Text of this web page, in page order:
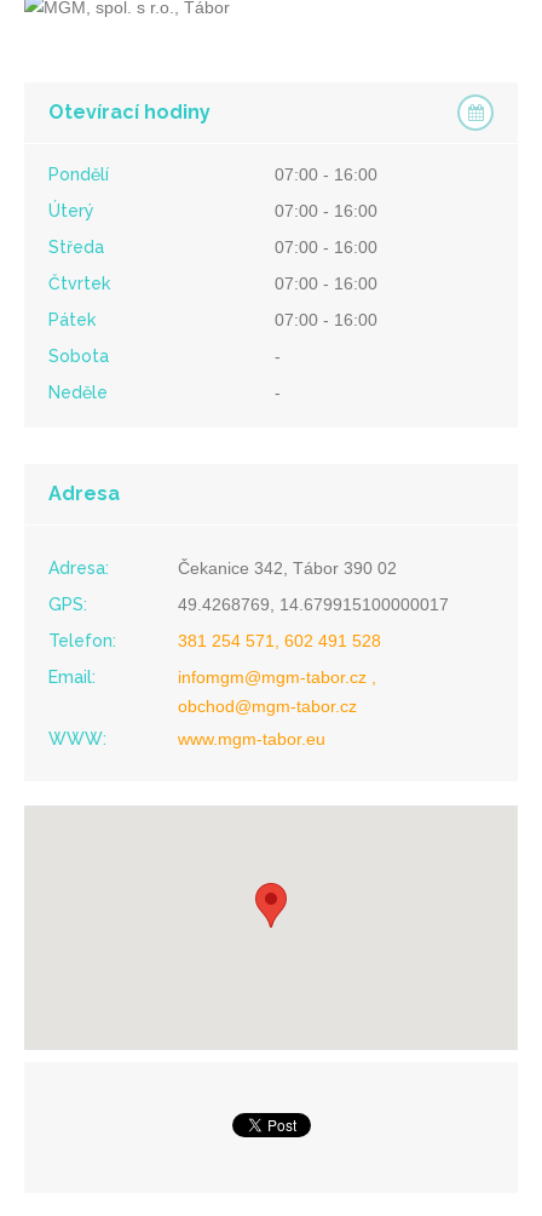
Otevírací hodiny
Pondělí
07:00 - 16:00
Úterý
07:00 - 16:00
Středa
07:00 - 16:00
Čtvrtek
07:00 - 16:00
Pátek
07:00 - 16:00
Sobota
-
Neděle
-
Adresa
Adresa:
Čekanice 342, Tábor 390 02
GPS:
49.4268769, 14.679915100000017
Telefon:
381 254 571, 602 491 528
Email:
infomgm@mgm-tabor.cz ,
obchod@mgm-tabor.cz
WWW:
www.mgm-tabor.eu